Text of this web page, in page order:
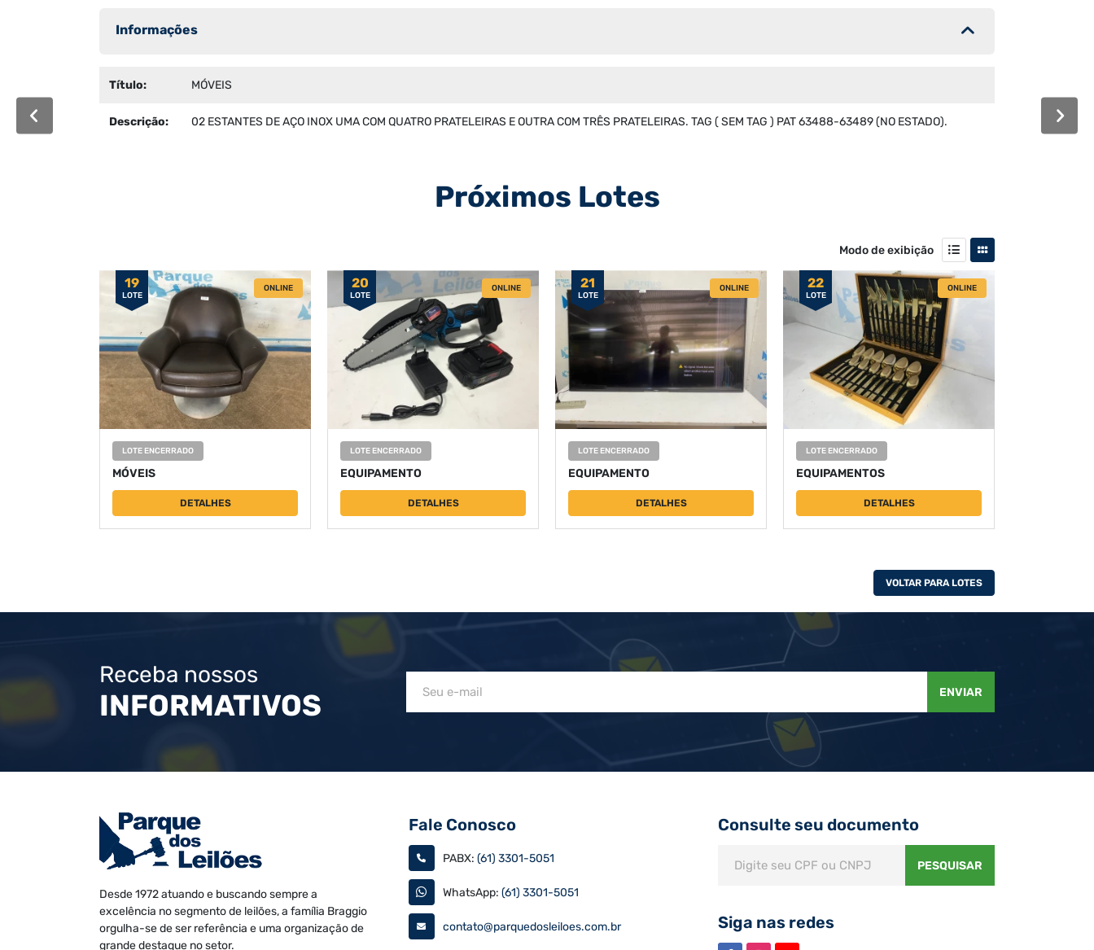
Informações
Título: MÓVEIS
Descrição: 02 ESTANTES DE AÇO INOX UMA COM QUATRO PRATELEIRAS E OUTRA COM TRÊS PRATELEIRAS. TAG ( SEM TAG ) PAT 63488-63489 (NO ESTADO).
Próximos Lotes
Modo de exibição
19
LOTE
ONLINE
LOTE ENCERRADO
MÓVEIS
DETALHES
20
LOTE
ONLINE
LOTE ENCERRADO
EQUIPAMENTO
DETALHES
21
LOTE
ONLINE
LOTE ENCERRADO
EQUIPAMENTO
DETALHES
22
LOTE
ONLINE
LOTE ENCERRADO
EQUIPAMENTOS
DETALHES
VOLTAR PARA LOTES
Receba nossos
INFORMATIVOS ENVIAR
Desde 1972 atuando e buscando sempre a
excelência no segmento de leilões, a família Braggio
orgulha-se de ser referência e uma organização de
grande destaque no setor.
Fale Conosco
PABX: (61) 3301-5051
WhatsApp: (61) 3301-5051
contato@parquedosleiloes.com.br
Consulte seu documento
PESQUISAR
Siga nas redes